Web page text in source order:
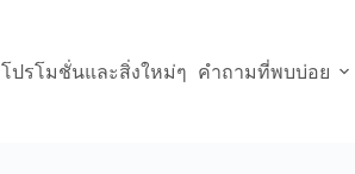
โปรโมชั่นและสิ่งใหม่ๆ คำถามที่พบบ่อย